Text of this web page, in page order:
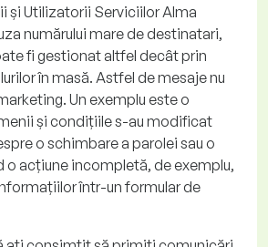
și Utilizatorii Serviciilor Alma
numărului mare de destinatari,
fi gestionat altfel decât prin
în masă. Astfel de mesaje nu
Un exemplu este o
și condițiile s-au modificat
o schimbare a parolei sau o
o acțiune incompletă, de exemplu,
într-un formular de